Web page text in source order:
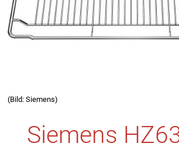
(Bild: Siemens)
Siemens